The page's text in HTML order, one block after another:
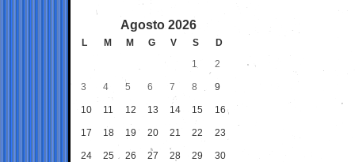
Agosto 2026
L M M G V S
D
1
2
3 4 5 6 7 8 9
10 11 12 13 14 15 16
17 18 19 20 21 22 23
24 25 26 27 28 29 30